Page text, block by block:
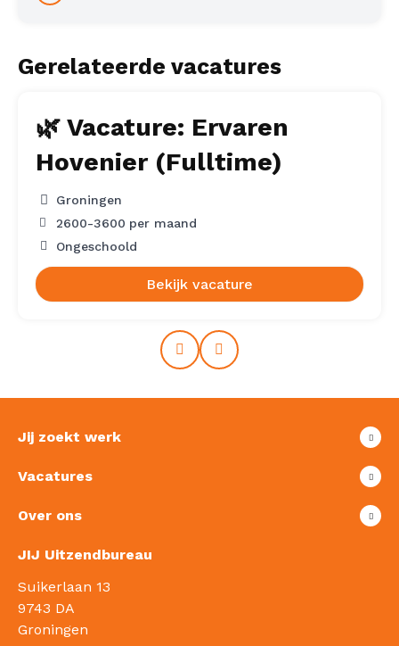
Gerelateerde vacatures
🌿 Vacature: Ervaren
Hovenier (Fulltime)
Groningen
2600-3600 per maand
Ongeschoold
Bekijk vacature
Prev Next
Jij zoekt werk
Vacatures
Over ons
JIJ Uitzendbureau
Suikerlaan 13
9743 DA
Groningen